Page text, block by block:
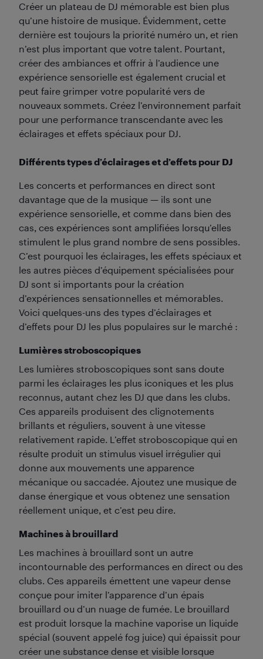
Créer un plateau de DJ mémorable est bien plus
qu’une histoire de musique. Évidemment, cette
dernière est toujours la priorité numéro un, et rien
n’est plus important que votre talent. Pourtant,
créer des ambiances et offrir à l’audience une
expérience sensorielle est également crucial et
peut faire grimper votre popularité vers de
nouveaux sommets. Créez l’environnement parfait
pour une performance transcendante avec les
éclairages et effets spéciaux pour DJ.
Différents types d’éclairages et d’effets pour DJ
Les concerts et performances en direct sont
davantage que de la musique — ils sont une
expérience sensorielle, et comme dans bien des
cas, ces expériences sont amplifiées lorsqu’elles
stimulent le plus grand nombre de sens possibles.
C’est pourquoi les éclairages, les effets spéciaux et
les autres pièces d’équipement spécialisées pour
DJ sont si importants pour la création
d’expériences sensationnelles et mémorables.
Voici quelques-uns des types d’éclairages et
d’effets pour DJ les plus populaires sur le marché :
Lumières stroboscopiques
Les lumières stroboscopiques sont sans doute
parmi les éclairages les plus iconiques et les plus
reconnus, autant chez les DJ que dans les clubs.
Ces appareils produisent des clignotements
brillants et réguliers, souvent à une vitesse
relativement rapide. L’effet stroboscopique qui en
résulte produit un stimulus visuel irrégulier qui
donne aux mouvements une apparence
mécanique ou saccadée. Ajoutez une musique de
danse énergique et vous obtenez une sensation
réellement unique, et c’est peu dire.
Machines à brouillard
Les machines à brouillard sont un autre
incontournable des performances en direct ou des
clubs. Ces appareils émettent une vapeur dense
conçue pour imiter l’apparence d’un épais
brouillard ou d’un nuage de fumée. Le brouillard
est produit lorsque la machine vaporise un liquide
spécial (souvent appelé fog juice) qui épaissit pour
créer une substance dense et visible lorsque